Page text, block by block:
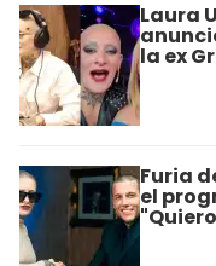
Laura
la ex
Furia
el